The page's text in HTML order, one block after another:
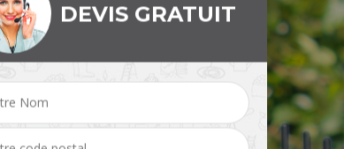
Taille de haie 41
DEVIS GRATUIT